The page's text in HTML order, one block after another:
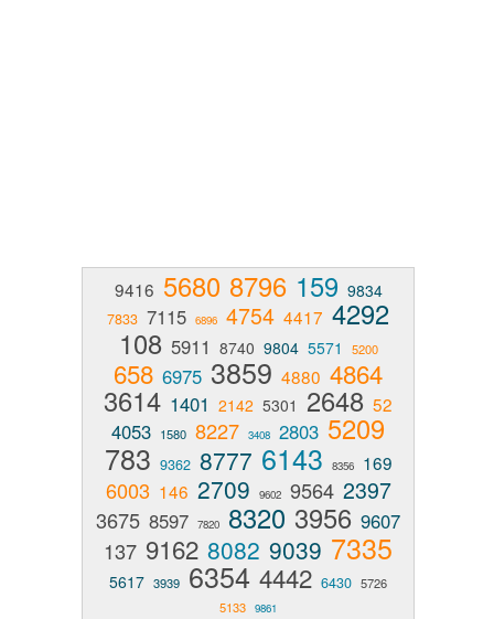
9416 5680 8796 159 9834
7833 7115 6896 4754 4417 4292
108 5911 8740 9804 5571 5200
658 6975 3859 4880 4864
3614 1401 2142 5301 2648 52
4053 1580 8227 3408 2803 5209
783 9362 8777 6143 8356 169
6003 146 2709 9602 9564 2397
3675 8597 7820 8320 3956 9607
137 9162 8082 9039 7335
5617 3939 6354 4442 6430 5726
5133 9861